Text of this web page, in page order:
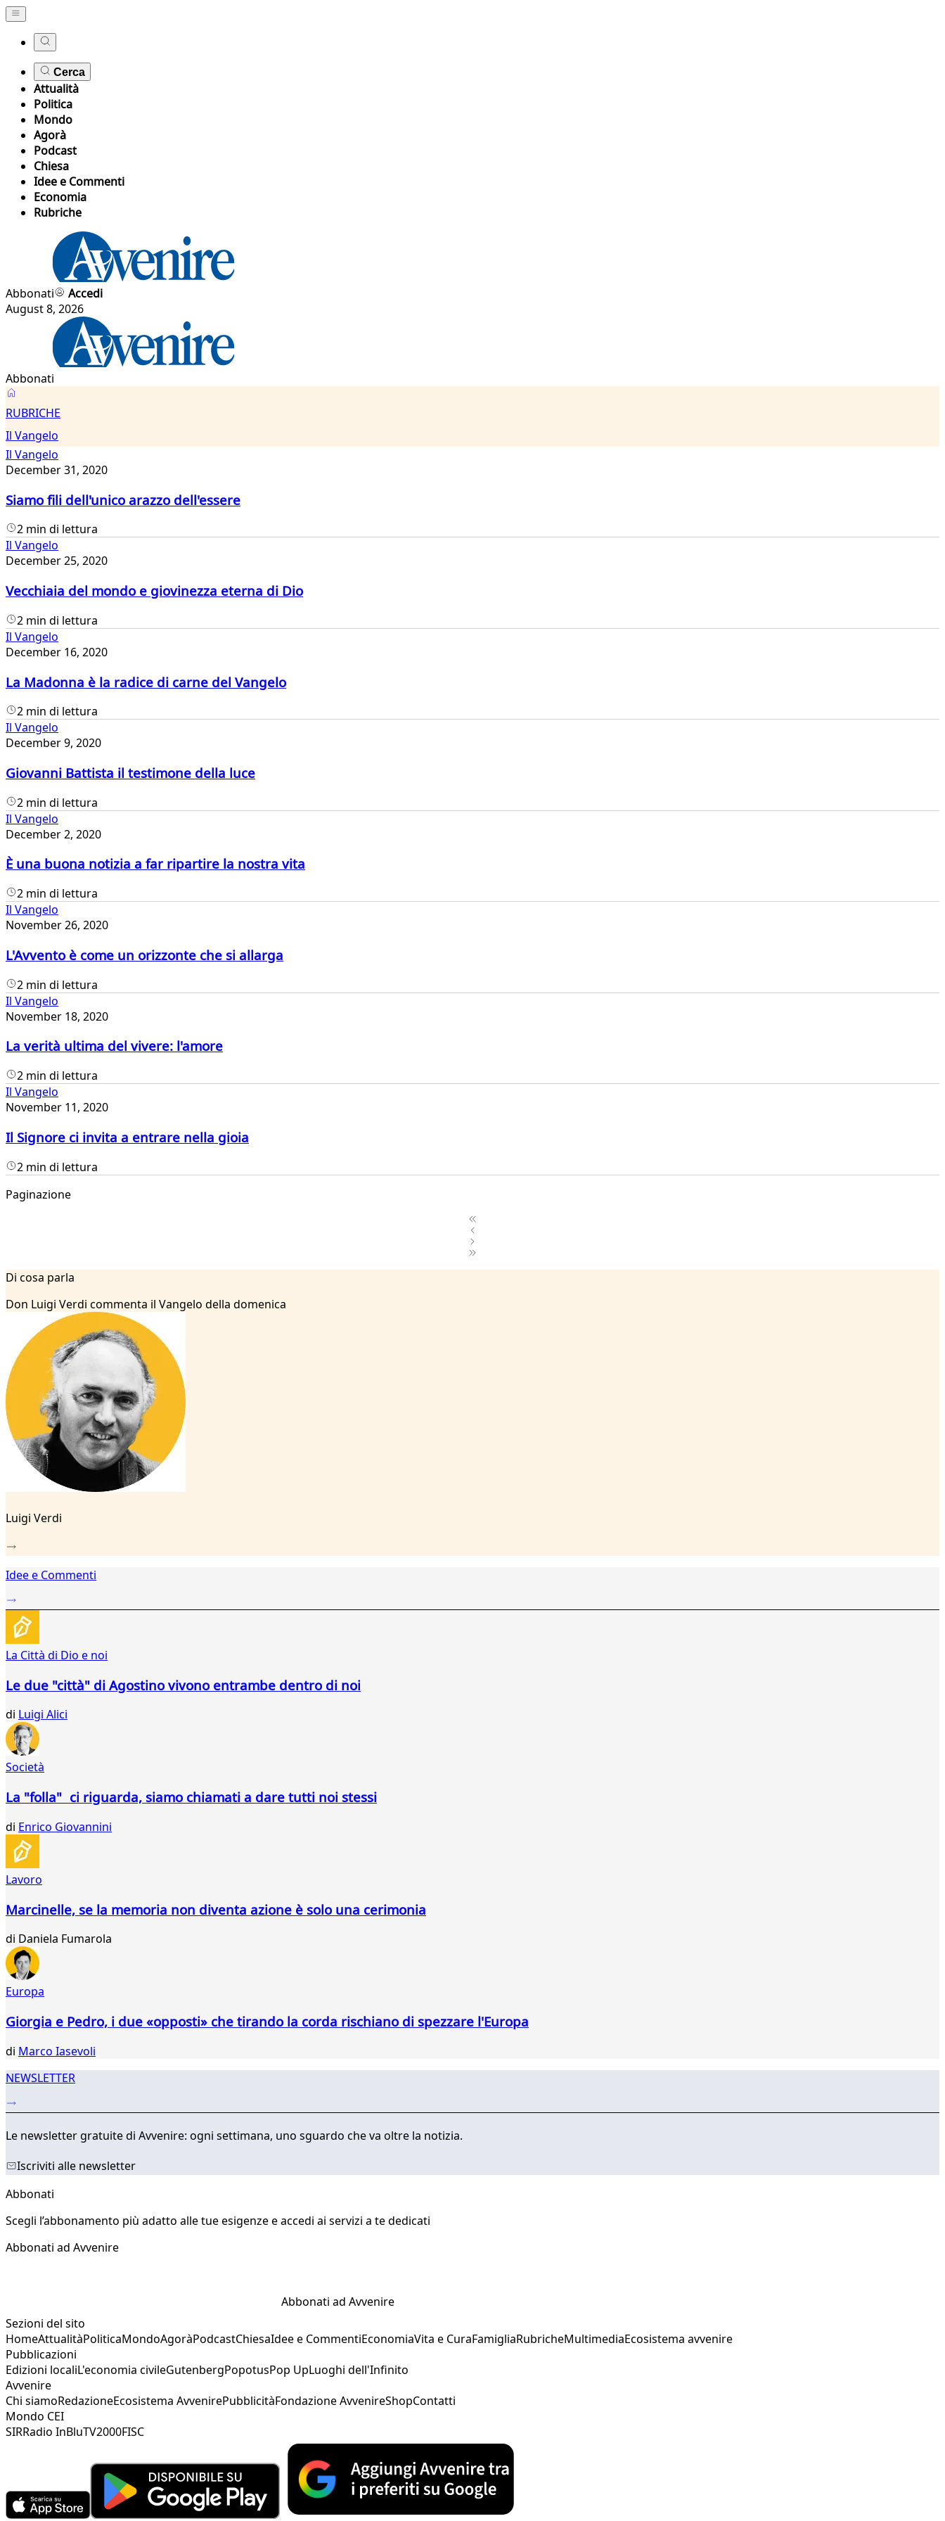
Cerca
Attualità
Politica
Mondo
Agorà
Podcast
Chiesa
Idee e Commenti
Economia
Rubriche
Abbonati
Accedi
August 8, 2026
Abbonati
Il
Vangelo
RUBRICHE
Il Vangelo
Il Vangelo
December 31, 2020
Siamo fili dell'unico arazzo dell'essere
2 min di lettura
Il Vangelo
December 25, 2020
Vecchiaia del mondo e giovinezza eterna di Dio
2 min di lettura
Il Vangelo
December 16, 2020
La Madonna è la radice di carne del Vangelo
2 min di lettura
Il Vangelo
December 9, 2020
Giovanni Battista il testimone della luce
2 min di lettura
Il Vangelo
December 2, 2020
È una buona notizia a far ripartire la nostra vita
2 min di lettura
Il Vangelo
November 26, 2020
L'Avvento è come un orizzonte che si allarga
2 min di lettura
Il Vangelo
November 18, 2020
La verità ultima del vivere: l'amore
2 min di lettura
Il Vangelo
November 11, 2020
Il Signore ci invita a entrare nella gioia
2 min di lettura
Paginazione
2
...
...
Di cosa parla
Don Luigi Verdi commenta il Vangelo della domenica
Luigi Verdi
Idee e Commenti
La Città di Dio e noi
Le due "città" di Agostino vivono entrambe dentro di noi
di Luigi Alici
Società
La "folla" ci riguarda, siamo chiamati a dare tutti noi stessi
di Enrico Giovannini
Lavoro
Marcinelle, se la memoria non diventa azione è solo una cerimonia
di Daniela Fumarola
Europa
Giorgia e Pedro, i due «opposti» che tirando la corda rischiano di spezzare l'Europa
di Marco Iasevoli
NEWSLETTER
Le newsletter gratuite di Avvenire: ogni settimana, uno sguardo che va oltre la notizia.
Iscriviti alle newsletter
Abbonati
Scegli l’abbonamento più adatto alle tue esigenze e accedi ai servizi a te dedicati
Abbonati ad Avvenire
Abbonati ad Avvenire
Sezioni del sito
HomeAttualitàPoliticaMondoAgoràPodcastChiesaIdee e CommentiEconomiaVita e CuraFamigliaRubricheMultimediaEcosistema avvenire
Pubblicazioni
Edizioni localiL'economia civileGutenbergPopotusPop UpLuoghi dell'Infinito
Avvenire
Chi siamoRedazioneEcosistema AvvenirePubblicitàFondazione AvvenireShopContatti
Mondo CEI
SIRRadio InBluTV2000FISC